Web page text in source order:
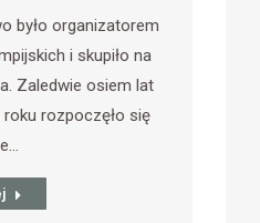
było organizatorem
i skupiło na
Zaledwie osiem lat
rozpoczęło się